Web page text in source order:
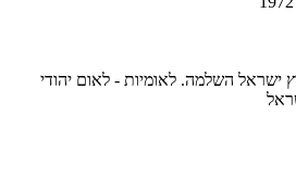
ישראל השלמה. לאומיות - לאום יהודי